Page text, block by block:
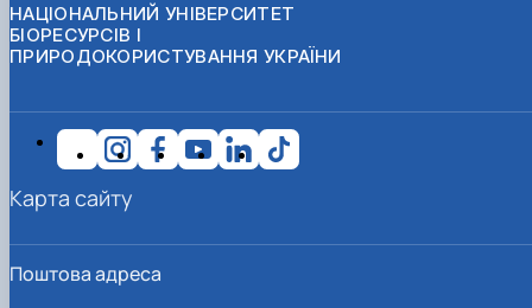
НАЦІОНАЛЬНИЙ УНІВЕРСИТЕТ
БІОРЕСУРСІВ І
ПРИРОДОКОРИСТУВАННЯ УКРАЇНИ
Поштова адреса
Карта сайту